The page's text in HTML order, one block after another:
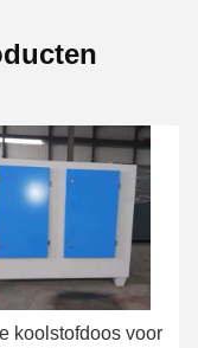
koolstofdoos voor